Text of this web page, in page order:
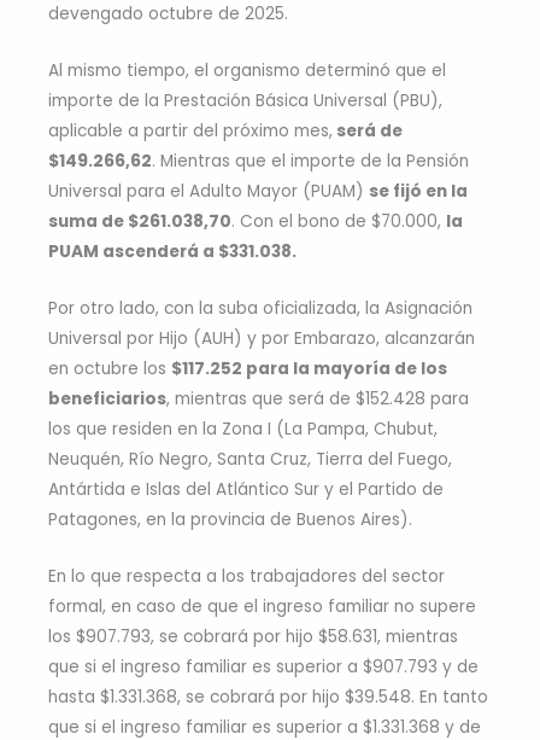
devengado octubre de 2025.
Al mismo tiempo, el organismo determinó que el
importe de la Prestación Básica Universal (PBU),
aplicable a partir del próximo mes, será de
$149.266,62. Mientras que el importe de la Pensión
Universal para el Adulto Mayor (PUAM) se fijó en la
suma de $261.038,70. Con el bono de $70.000, la
PUAM ascenderá a $331.038.
Por otro lado, con la suba oficializada, la Asignación
Universal por Hijo (AUH) y por Embarazo, alcanzarán
en octubre los $117.252 para la mayoría de los
beneficiarios, mientras que será de $152.428 para
los que residen en la Zona I (La Pampa, Chubut,
Neuquén, Río Negro, Santa Cruz, Tierra del Fuego,
Antártida e Islas del Atlántico Sur y el Partido de
Patagones, en la provincia de Buenos Aires).
En lo que respecta a los trabajadores del sector
formal, en caso de que el ingreso familiar no supere
los $907.793, se cobrará por hijo $58.631, mientras
que si el ingreso familiar es superior a $907.793 y de
hasta $1.331.368, se cobrará por hijo $39.548. En tanto
que si el ingreso familiar es superior a $1.331.368 y de